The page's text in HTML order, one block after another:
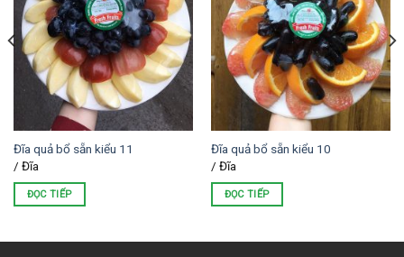
Đĩa quả bổ sẵn kiểu 11
/ Đĩa
ĐỌC TIẾP
Đĩa quả bổ sẵn kiểu 10
/ Đĩa
ĐỌC TIẾP